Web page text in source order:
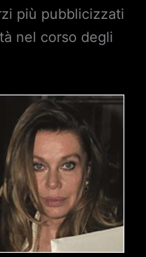
più pubblicizzati
nel corso degli